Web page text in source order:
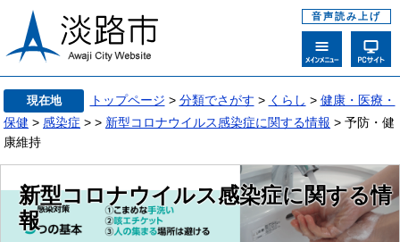
音声読み上げ
現在地 トップページ > 分類でさがす > くらし > 健康・医療・
保健 > 感染症 > > 新型コロナウイルス感染症に関する情報 > 予防・健
康維持
新型コロナウイルス感染症に関する情
報